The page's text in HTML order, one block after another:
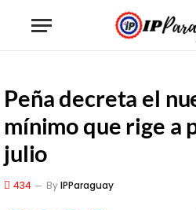
Peña decreta el
mínimo que rige a
julio
434 ByIPParaguay